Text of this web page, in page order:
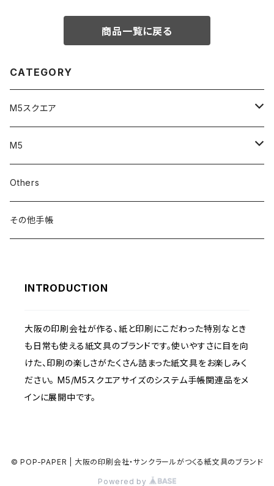
商品一覧に戻る
CATEGORY
M5スクエア
リフィル
バインダー
インデックス
M5
リフィル
バインダー
オプションアイテム
Others
その他手帳
INTRODUCTION
大阪の印刷会社が作る、紙と印刷にこだわった特別なとき
も日常も使える紙文具のブランドです。使いやすさに目を向
けた、印刷の楽しさがたくさん詰まった紙文具をお楽しみく
ださい。 M5/M5スクエアサイズのシステム手帳関連品をメ
インに展開中です。
© POP-PAPER | 大阪の印刷会社・サンクラールがつくる紙文具のブランド
Powered by